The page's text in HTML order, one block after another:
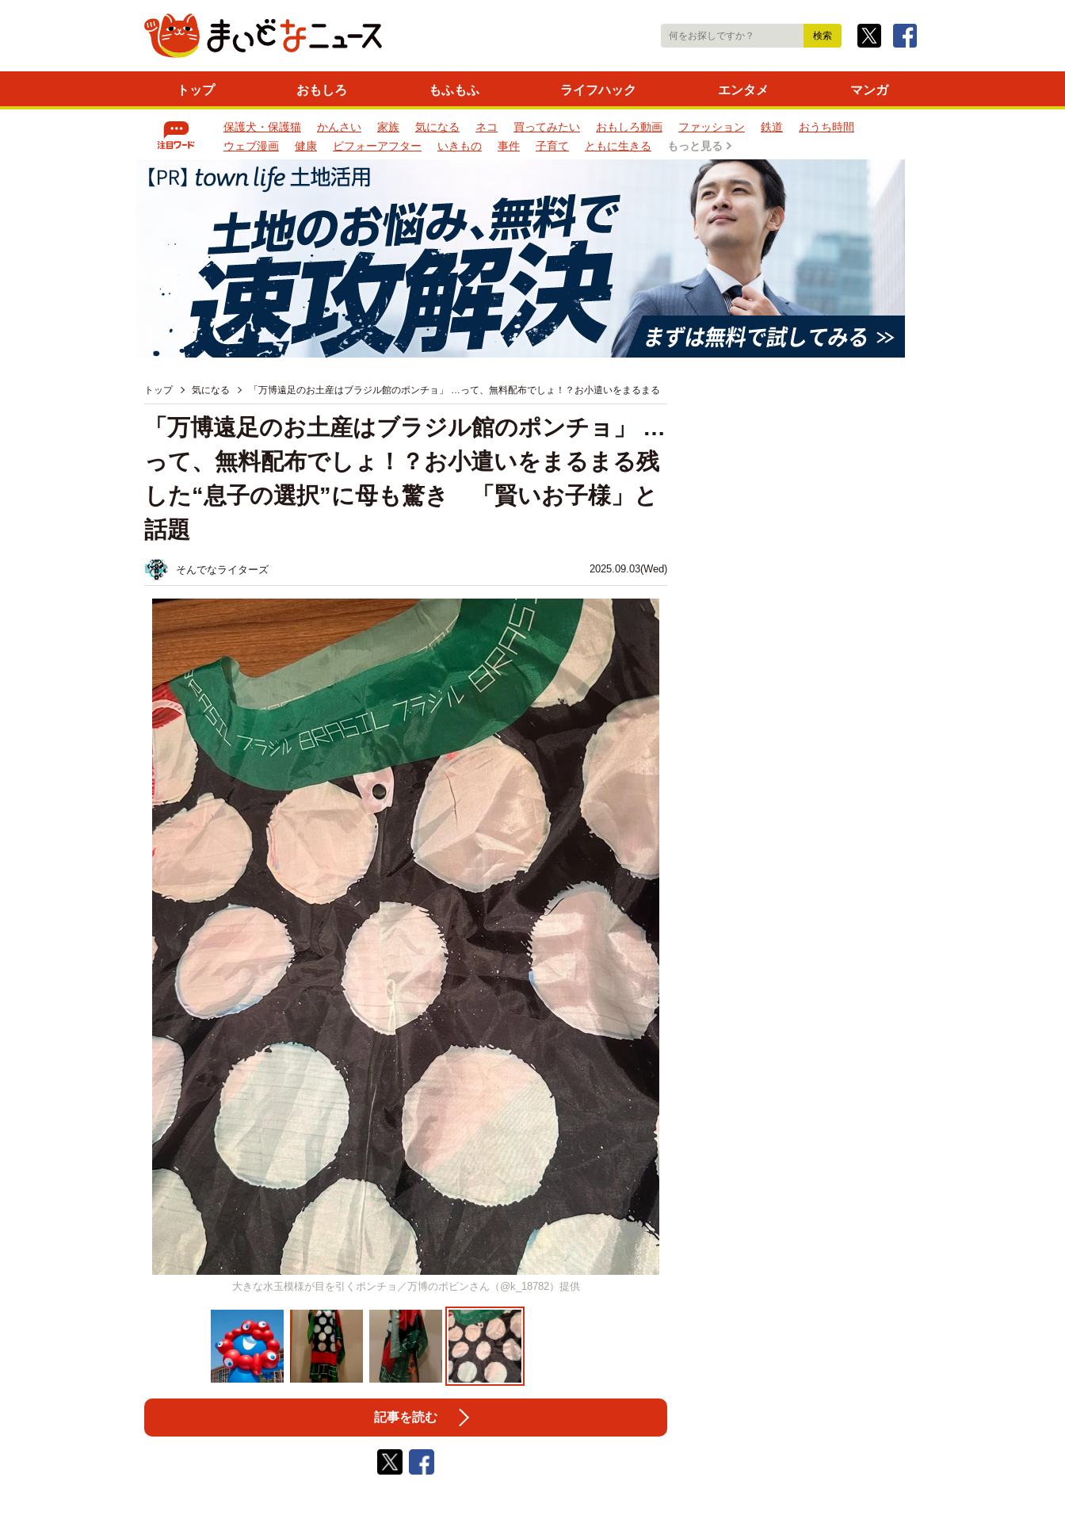
トップ おもしろ もふもふ ライフハック エンタメ マンガ
保護犬・保護猫 かんさい 家族 気になる ネコ 買ってみたい おもしろ動画 ファッション 鉄道
おうち時間
ウェブ漫画
健康 ビフォーアフター いきもの 事件 子育て ともに生きる もっと見る
トップ 気になる 「万博遠足のお土産はブラジル館のポンチョ」 …って、無料配布でしょ！？お小遣いをまるまる
2025.09.03(Wed)
「万博遠足のお土産はブラジル館のポンチョ」 …
って、無料配布でしょ！？お小遣いをまるまる残
した“息子の選択”に母も驚き 「賢いお子様」と
話題
そんでなライターズ
大きな水玉模様が目を引くポンチョ／万博のボビンさん（@k_18782）提供
記事を読む